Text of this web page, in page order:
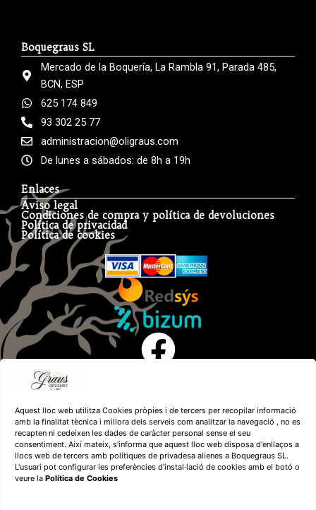
Aquest lloc web utilitza Cookies pròpies i de tercers per recopilar informació
amb la finalitat tècnica i millora dels serveis com analitzar la navegació , no es
recapten ni cedeixen les dades de caràcter personal sense el seu
consentiment. Així mateix, s'informa que aquest lloc web disposa d'enllaços a
llocs web de tercers amb polítiques de privadesa alienes a Boquegraus SL.
L'usuari pot configurar les preferències d'instal·lació de cookies amb el botó o
veure la Política de Cookies
Boquegraus SL
Mercado de la Boquería, La Rambla 91, Parada 485,
BCN, ESP
625 174 849
93 302 25 77
administracion@oligraus.com
De lunes a sábados: de 8h a 19h
Enlaces
Aviso legal
Condiciones de compra y política de devoluciones
Política de privacidad
Política de cookies